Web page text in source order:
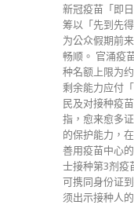
新冠疫苗「即
筹以「先到先
为公众假期前
畅顺。 官涌疫
种名额上限为
剩余能力应付
民及对接种疫
指，愈来愈多
的保护能力，
善用疫苗中心
士接种第3剂疫
可携同身份证
须出示接种人